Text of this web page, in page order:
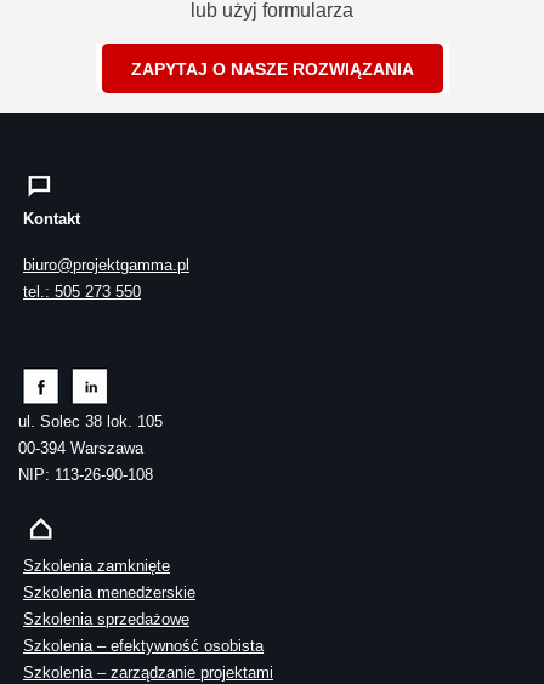
lub użyj formularza
ZAPYTAJ O NASZE ROZWIĄZANIA
Kontakt
biuro@projektgamma.pl
tel.: 505 273 550
ul. Solec 38 lok. 105
00-394 Warszawa
NIP: 113-26-90-108
Szkolenia zamknięte
Szkolenia menedżerskie
Szkolenia sprzedażowe
Szkolenia – efektywność osobista
Szkolenia – zarządzanie projektami